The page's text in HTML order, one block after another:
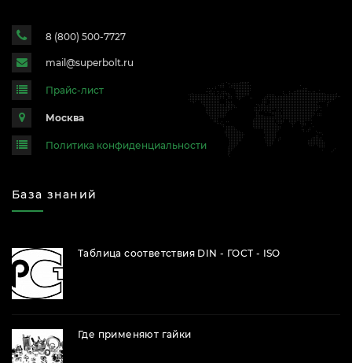
8 (800) 500-7727
mail@superbolt.ru
Прайс-лист
Москва
Политика конфиденциальности
База знаний
Таблица соответствия DIN - ГОСТ - ISO
Где применяют гайки